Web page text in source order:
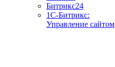
Битрикс24
1С-Битрикс:
Управление сайтом